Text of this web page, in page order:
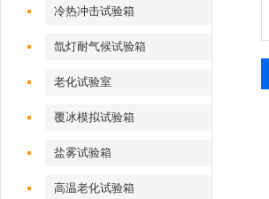
冷热冲击试验箱
氙灯耐气候试验箱
老化试验室
覆冰模拟试验箱
盐雾试验箱
高温老化试验箱